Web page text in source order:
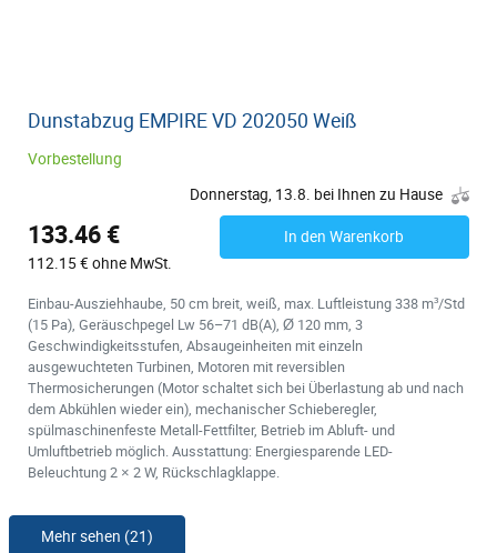
Dunstabzug EMPIRE VD 202050 Weiß
Vorbestellung
Donnerstag, 13.8. bei Ihnen zu Hause
133.46 €
112.15 € ohne MwSt.
In den Warenkorb
Einbau-Ausziehhaube, 50 cm breit, weiß, max. Luftleistung 338 m³/Std
(15 Pa), Geräuschpegel Lw 56–71 dB(A), Ø 120 mm, 3
Geschwindigkeitsstufen, Absaugeinheiten mit einzeln
ausgewuchteten Turbinen, Motoren mit reversiblen
Thermosicherungen (Motor schaltet sich bei Überlastung ab und nach
dem Abkühlen wieder ein), mechanischer Schieberegler,
spülmaschinenfeste Metall-Fettfilter, Betrieb im Abluft- und
Umluftbetrieb möglich. Ausstattung: Energiesparende LED-
Beleuchtung 2 × 2 W, Rückschlagklappe.
Mehr sehen (21)